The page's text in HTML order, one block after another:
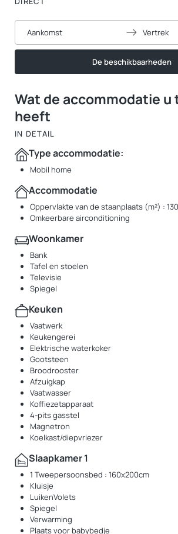
Wat de accommodatie u
heeft
IN DETAIL
Type accommodatie:
Mobil home
Accommodatie
Oppervlakte van de staanplaats (m²) : 130
Omkeerbare airconditioning
Woonkamer
Bank
Tafel en stoelen
Televisie
Spiegel
Keuken
Vaatwerk
Keukengerei
Elektrische waterkoker
Gootsteen
Broodrooster
Afzuigkap
Vaatwasser
Koffiezetapparaat
4-pits gasstel
Magnetron
Koelkast/diepvriezer
Slaapkamer 1
1 Tweepersoonsbed : 160x200cm
Kluisje
LuikenVolets
Spiegel
Verwarming
Plaats voor babybedje
Aankomst Vertrek
De beschikbaarheden